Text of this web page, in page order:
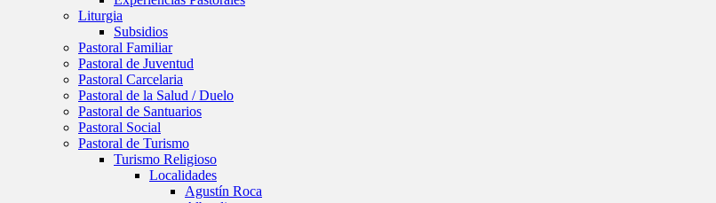
Liturgia
Subsidios
Pastoral Familiar
Pastoral de Juventud
Pastoral Carcelaria
Pastoral de la Salud / Duelo
Pastoral de Santuarios
Pastoral Social
Pastoral de Turismo
Turismo Religioso
Localidades
Agustín Roca